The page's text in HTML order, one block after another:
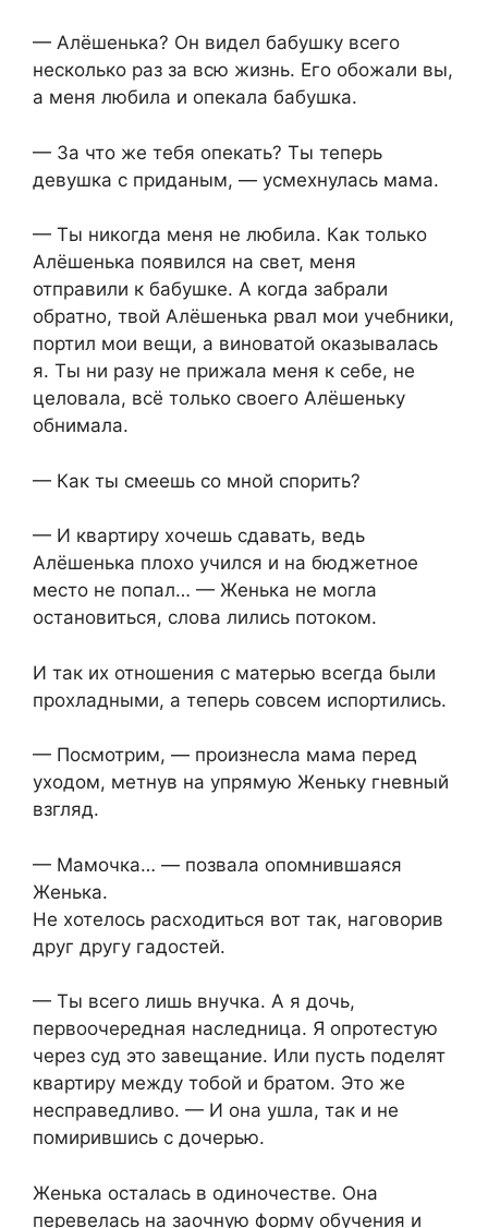
— Алёшенька? Он видел бабушку всего
несколько раз за всю жизнь. Его обожали вы,
а меня любила и опекала бабушка.
— За что же тебя опекать? Ты теперь
девушка с приданым, — усмехнулась мама.
— Ты никогда меня не любила. Как только
Алёшенька появился на свет, меня
отправили к бабушке. А когда забрали
обратно, твой Алёшенька рвал мои учебники,
портил мои вещи, а виноватой оказывалась
я. Ты ни разу не прижала меня к себе, не
целовала, всё только своего Алёшеньку
обнимала.
— Как ты смеешь со мной спорить?
— И квартиру хочешь сдавать, ведь
Алёшенька плохо учился и на бюджетное
место не попал… — Женька не могла
остановиться, слова лились потоком.
И так их отношения с матерью всегда были
прохладными, а теперь совсем испортились.
— Посмотрим, — произнесла мама перед
уходом, метнув на упрямую Женьку гневный
взгляд.
— Мамочка… — позвала опомнившаяся
Женька.
Не хотелось расходиться вот так, наговорив
друг другу гадостей.
— Ты всего лишь внучка. А я дочь,
первоочередная наследница. Я опротестую
через суд это завещание. Или пусть поделят
квартиру между тобой и братом. Это же
несправедливо. — И она ушла, так и не
помирившись с дочерью.
Женька осталась в одиночестве. Она
перевелась на заочную форму обучения и